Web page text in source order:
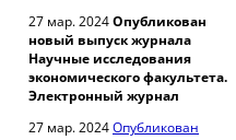
27 мар. 2024Опубликован
новый выпуск журнала
Научные исследования
экономического факультета.
Электронный журнал
27 мар. 2024Опубликован